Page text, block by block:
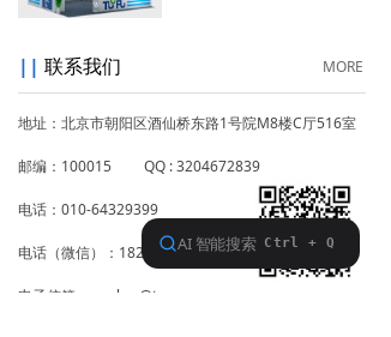
|| 联系我们 MORE
地址：北京市朝阳区酒仙桥东路1号院M8楼C厅516室
邮编：100015 QQ : 3204672839
电话：010-64329399
电话（微信）：18210610250
电子信箱：washer@tuopu.com.cn